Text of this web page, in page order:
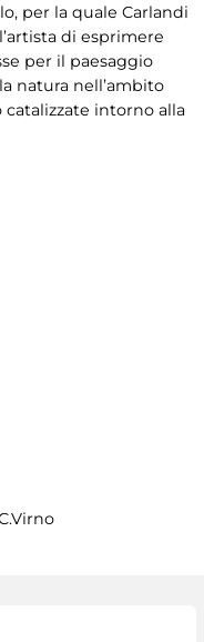
per la quale Carlandi
di esprimere
per il paesaggio
natura nell’ambito
intorno alla